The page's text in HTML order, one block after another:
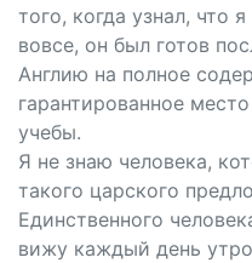
того, когда узнал, что
вовсе, он был готов
Англию на полное
гарантированное
учебы.
Я не знаю человека,
такого царского
Единственного
вижу каждый день